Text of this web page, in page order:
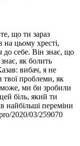
що ти зараз
цьому хресті,
до себе. Він знає, що
як болить
вибач, я не
твої проблеми, як
ми би зробили
біль, який ти
найбільші переміни
2020/03/259070